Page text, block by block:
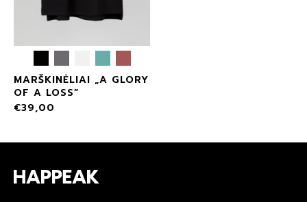
MARŠKINĖLIAI „A GLORY
OF A LOSS”
€39,00